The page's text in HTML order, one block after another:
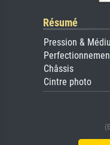
Résumé
Pression &
Châssis
Cintre photo